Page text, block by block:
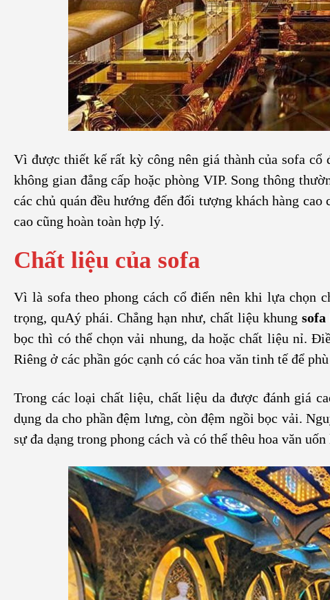
Vì được thiết kế rất kỳ công nên giá thành của sofa
không gian đẳng cấp hoặc phòng VIP. Song thông
các chủ quán đều hướng đến đối tượng khách hàng
cao cũng hoàn toàn hợp lý.
Chất liệu của sofa
Vì là sofa theo phong cách cổ điển nên khi lựa chọn
trọng, quAý phái. Chẳng hạn như, chất liệu khung
bọc thì có thể chọn vải nhung, da hoặc chất liệu nỉ.
Riêng ở các phần góc cạnh có các hoa văn tinh tế để
Trong các loại chất liệu, chất liệu da được đánh giá
dụng da cho phần đệm lưng, còn đệm ngồi bọc vải.
sự đa dạng trong phong cách và có thể thêu hoa văn